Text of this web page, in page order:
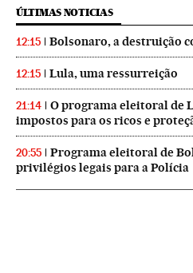
ÚLTIMAS NOTICIAS
12:15 Bolsonaro, a destruição
12:15 Lula, uma ressurreição
21:14
O programa eleitoral de
impostos para os ricos e
20:55
Programa eleitoral de
privilégios legais para a Polícia